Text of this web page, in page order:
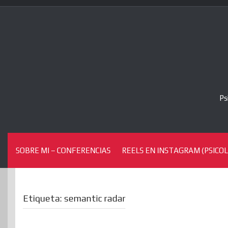
Skip
SOBRE MI – CONFERENCIAS REELS EN INSTAGRAM
Etiqueta: semantic radar